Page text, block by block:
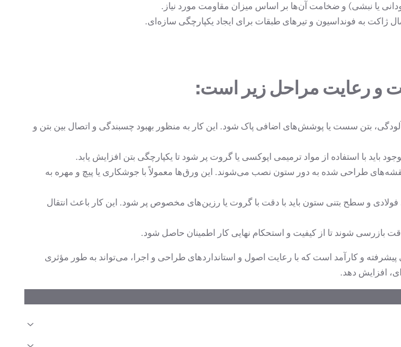
یا نبشی) و ضخامت آن‌ها بر اساس میزان مقاومت مورد نیاز.
ژاکت به فونداسیون و تیرهای طبقات برای ایجاد یکپارچگی سازه‌ای.
و رعایت مراحل زیر است:
بتن سست یا پوشش‌های اضافی پاک شود. این کار به منظور بهبود چسبندگی و اتصال بین بتن و
باید با استفاده از مواد ترمیمی اپوکسی یا گروت پر شود تا یکپارچگی بتن افزایش یابد.
طراحی شده به دور ستون نصب می‌شوند. این ورق‌ها معمولاً با جوشکاری یا پیچ و مهره به
و سطح بتنی ستون باید با دقت با گروت یا رزین‌های مخصوص پر شود. این کار باعث انتقال
بازرسی شوند تا از کیفیت و استحکام نهایی کار اطمینان حاصل شود.
و کارآمد است که با رعایت اصول و استانداردهای طراحی و اجرا، می‌تواند به طور مؤثری
افزایش دهد.